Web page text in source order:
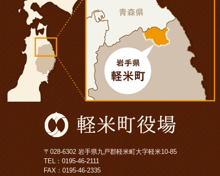
〒028-6302 岩手県九戸郡軽米町大字軽米10-85
TEL： 0195-46-2111
FAX：0195-46-2335